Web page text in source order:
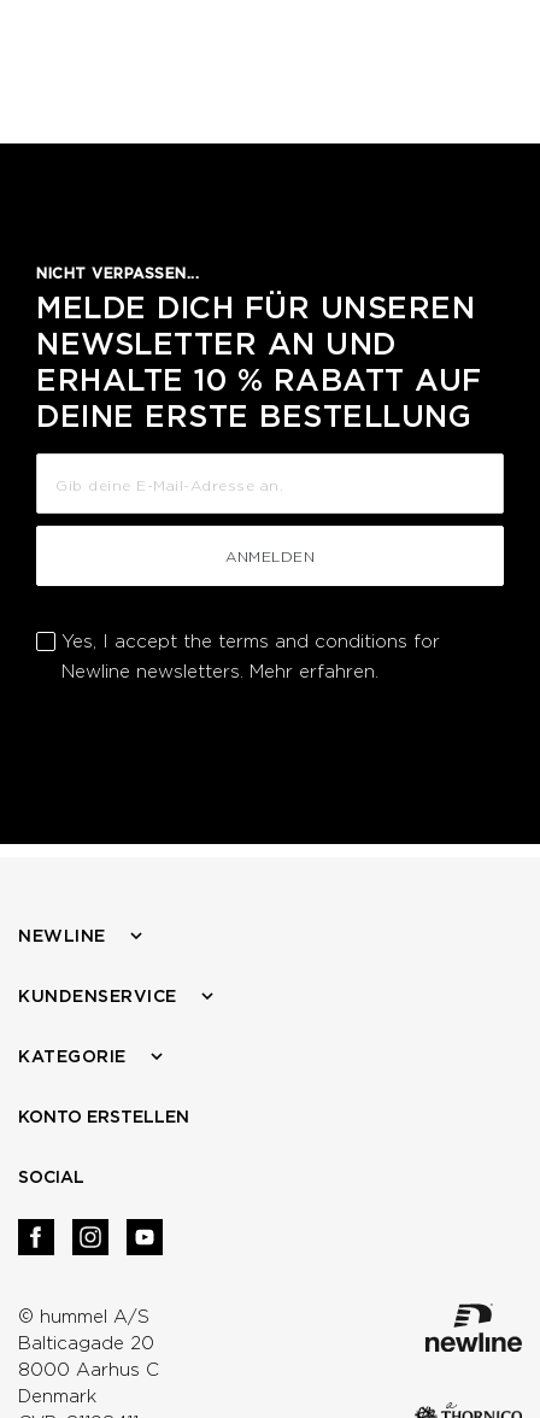
NICHT VERPASSEN...
MELDE DICH FÜR UNSEREN
NEWSLETTER AN UND
ERHALTE 10 % RABATT AUF
DEINE ERSTE BESTELLUNG
ANMELDEN
Yes, I accept the terms and conditions for
Newline newsletters. Mehr erfahren.
© hummel A/S
Balticagade 20
8000 Aarhus C
Denmark
NEWLINE
KUNDENSERVICE
KATEGORIE
KONTO ERSTELLEN
SOCIAL